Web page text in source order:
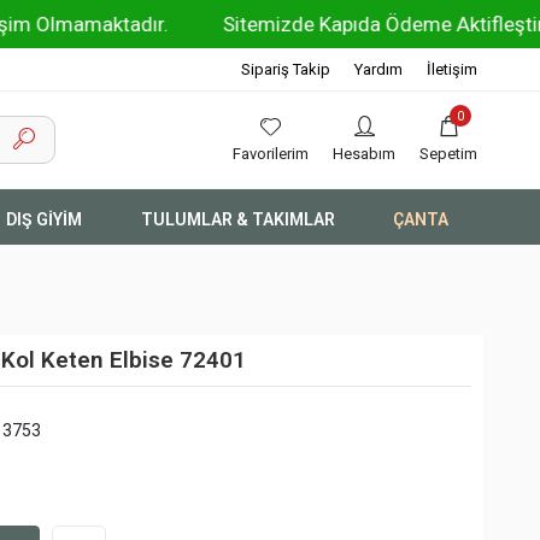
Sitemizde Kapıda Ödeme Aktifleştirilmiştir !!
Sipariş Takip Yardım İletişim
Favorilerim Hesabım
0
Sepetim
DIŞ GİYİM TULUMLAR & TAKIMLAR ÇANTA
Keten Elbise 72401